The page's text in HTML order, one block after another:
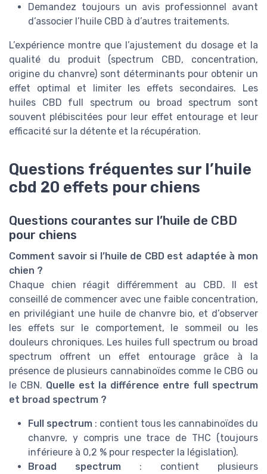
Demandez toujours un avis professionnel avant
d’associer l’huile CBD à d’autres traitements.
L’expérience montre que l’ajustement du dosage et la
qualité du produit (spectrum CBD, concentration,
origine du chanvre) sont déterminants pour obtenir un
effet optimal et limiter les effets secondaires. Les
huiles CBD full spectrum ou broad spectrum sont
souvent plébiscitées pour leur effet entourage et leur
efficacité sur la détente et la récupération.
Questions fréquentes sur l’huile
cbd 20 effets pour chiens
Questions courantes sur l’huile de CBD
pour chiens
Comment savoir si l’huile de CBD est adaptée à mon
chien ?
Chaque chien réagit différemment au CBD. Il est
conseillé de commencer avec une faible concentration,
en privilégiant une huile de chanvre bio, et d’observer
les effets sur le comportement, le sommeil ou les
douleurs chroniques. Les huiles full spectrum ou broad
spectrum offrent un effet entourage grâce à la
présence de plusieurs cannabinoïdes comme le CBG ou
le CBN. Quelle est la différence entre full spectrum
et broad spectrum ?
Full spectrum : contient tous les cannabinoïdes du
chanvre, y compris une trace de THC (toujours
inférieure à 0,2 % pour respecter la législation).
Broad spectrum : contient plusieurs